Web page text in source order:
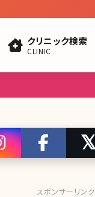
クリニック検索
CLINIC
スポンサーリンク